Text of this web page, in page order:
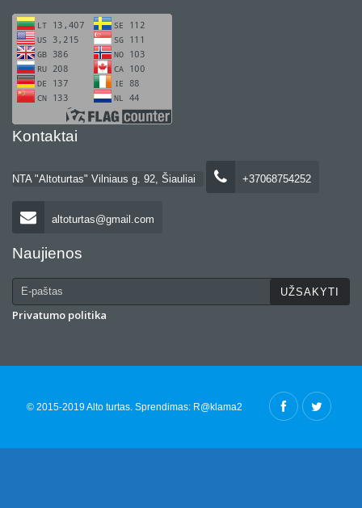
Kontaktai
NTA "Altoturtas" Vilniaus g. 92, Šiauliai +37068754252
altoturtas@gmail.com
Naujienos
Privatumo politika
© 2015-2019 Alto turtas. Sprendimas: R@klama2